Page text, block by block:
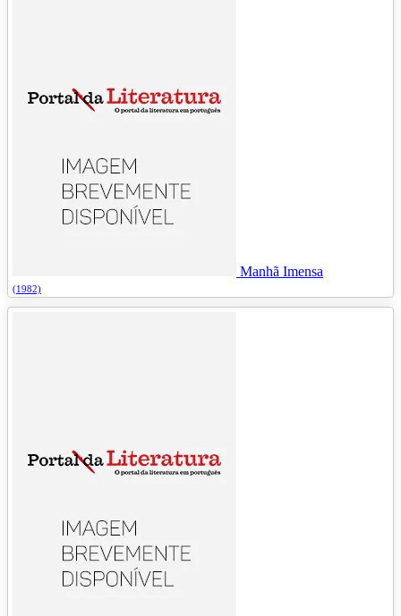
Manhã Imensa
(1982)